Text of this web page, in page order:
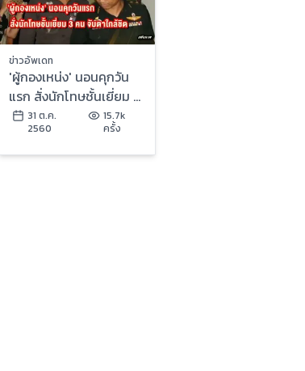
ข่าวอัพเดท
'ผู้กองเหน่ง' นอนคุกวัน
แรก สั่งนักโทษชั้นเยี่ยม 3
คน จับตาใกล้ชิด หวั่น
เครียดคิดสั้น
31 ต.ค.
2560
15.7k
ครั้ง